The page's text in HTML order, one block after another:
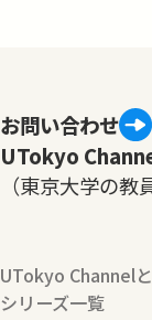
お問い合わせ
UTokyo
（東京大学の教
UTokyo Channel
シリーズ一覧